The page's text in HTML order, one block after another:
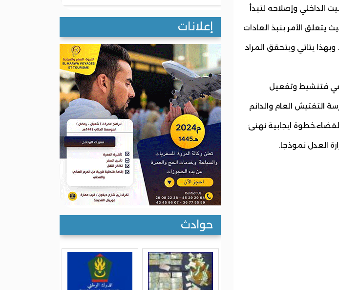
الداخلي وإصلاحه لتبدأ
يتعلق الأمر بنبذ العادات
وبهذا يتاتي ويتحقق المراد
فتنشيط وتفعيل
التفتيش العام والدائم
ايجابية نهنئ
العدل نموذجا.
إعلانات
حوادث